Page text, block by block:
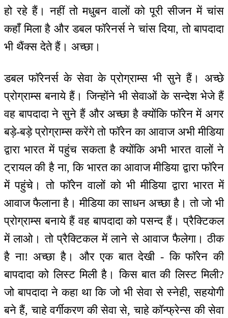
हो रहे हैं। नहीं तो मधुबन वालों को पूरी सीजन में चांस
कहाँ मिला है और डबल फॉरेनर्स ने चांस दिया, तो बापदादा
भी थैंक्स देते हैं। अच्छा।
डबल फॉरेनर्स के सेवा के प्रोग्राम्स भी सुने हैं। अच्छे
प्रोग्राम्स बनाये हैं। जिन्होंने भी सेवाओं के सन्देश भेजे हैं
वह बापदादा ने सुने हैं और अच्छा है क्योंकि फॉरेन में अगर
बड़े-बड़े प्रोग्राम्स करेंगे तो फॉरेन का आवाज अभी मीडिया
द्वारा भारत में पहुंच सकता है क्योंकि अभी भारत वालों ने
ट्रायल की है ना, कि भारत का आवाज मीडिया द्वारा फॉरेन
में पहुंचे। तो फॉरेन वालों को भी मीडिया द्वारा भारत में
आवाज फैलाना है। मीडिया का साधन अच्छा है। तो जो भी
प्रोग्राम्स बनाये हैं वह बापदादा को पसन्द हैं। प्रैक्टिकल
में लाओ। तो प्रैक्टिकल में लाने से आवाज फैलेगा। ठीक
है ना! अच्छा है। और एक बात देखी - कि फॉरेन की
बापदादा को लिस्ट मिली है। किस बात की लिस्ट मिली?
जो बापदादा ने कहा था कि जो भी सेवा से स्नेही, सहयोगी
बने हैं, चाहे वर्गीकरण की सेवा से, चाहे कॉन्फ्रेन्स की सेवा